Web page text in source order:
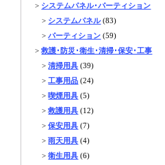
> システムパネル･パーティション
> システムパネル(83)
>パーティション (59)
>救護･防災･衛生･清掃･保安･工事
>清掃用具 (39)
> 工事用品 (24)
>喫煙用具 (5)
>救護用具 (12)
>保安用具 (7)
>雨天用具 (4)
>衛生用具 (6)